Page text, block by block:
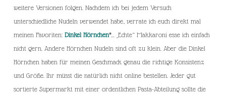
weitere Versionen folgen. Nachdem ich bei jedem Versuch
unterschiedliche Nudeln verwendet habe, verrate ich euch direkt mal
meinen Favoriten: Dinkel Hörnchen*… „Echte“ Makkaroni esse ich einfach
nicht gern. Andere Hörnchen Nudeln sind oft zu klein. Aber die Dinkel
Hörnchen haben für meinen Geschmack genau die richtige Konsistenz
und Größe. Ihr müsst die natürlich nicht online bestellen. Jeder gut
sortierte Supermarkt mit einer ordentlichen Pasta-Abteilung sollte die